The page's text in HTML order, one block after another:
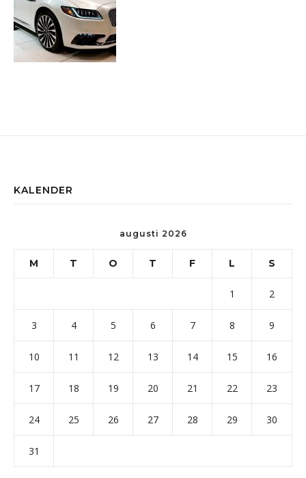
KALENDER
augusti 2026
M T O T F L S
1 2
3 4 5 6 7 8 9
10 11 12 13 14 15 16
17 18 19 20 21 22 23
24 25 26 27 28 29 30
31